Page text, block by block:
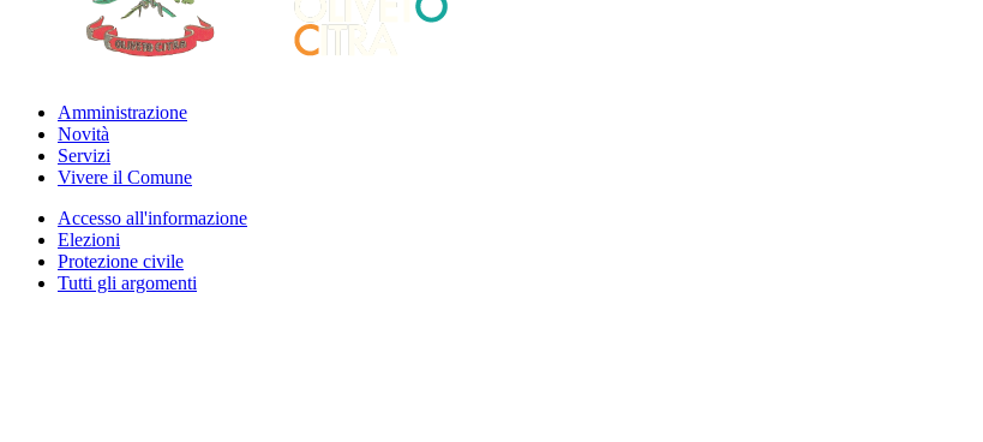
Amministrazione
Novità
Servizi
Vivere il Comune
Accesso all'informazione
Elezioni
Protezione civile
Tutti gli argomenti